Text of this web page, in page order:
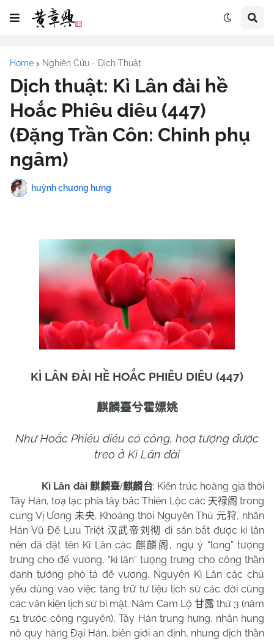
Home Nghiên Cứu - Dịch Thuật
Dịch thuật: Kì Lân đài hề
Hoắc Phiêu diêu (447)
(Đặng Trần Côn: Chinh phụ
ngâm)
huỳnh chương hưng
KÌ LÂN ĐÀI HỀ HOẮC PHIÊU DIÊU (447)
麒麟臺兮霍嫖姚
Như Hoắc Phiêu diêu có công, hoạ tượng được
treo ở Kì Lân đài
Kì Lân đài 麒麟臺/麒麟台: Kiến trúc hoàng gia thời
Tây Hán, toạ lạc phía tây bắc Thiên Lộc các 天禄阁 trong
cung Vị Ương未央. Khoảng thời Nguyên Thú 元狩, nhân
Hán Vũ Đế Lưu Triệt 汉武帝刘彻 đi săn bắt được kì lân
nên đã đặt tên Kì Lân các 麒麟阁 , ngụ ý “long” tượng
trưng cho đế vương, “kì lân” tượng trưng cho công thần
danh tướng phò tá đế vương. Nguyên Kì Lân các chủ
yếu dùng vào việc tàng trữ tư liệu lịch sử các đời cùng
các văn kiện lịch sử bí mật. Năm Cam Lộ 甘露 thứ 3 (năm
51 trước công nguyên), Tây Hán trung hưng, nhân hung
nô quy hàng Đại Hán, biên giới an định, nhung địch thần